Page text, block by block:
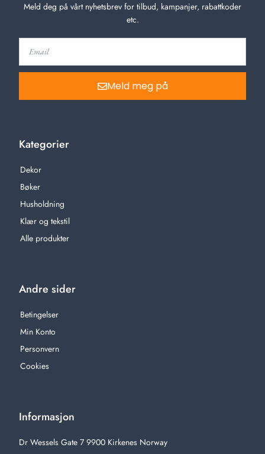
Meld deg på vårt nyhetsbrev for tilbud, kampanjer, rabattkoder
etc.
Meld meg på
Kategorier
Dekor
Bøker
Husholdning
Klær og tekstil
Alle produkter
Andre sider
Betingelser
Min Konto
Personvern
Cookies
Informasjon
Dr Wessels Gate 7 9900 Kirkenes Norway